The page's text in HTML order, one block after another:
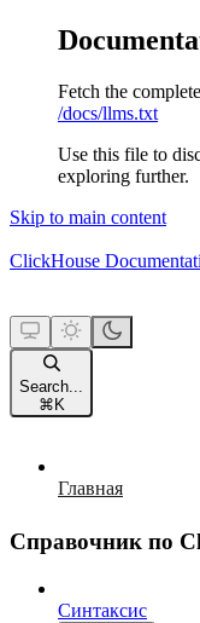
Fetch the
/docs/llms.txt
Use this file to
exploring further.
Skip to main content
ClickHouse
Search...
⌘ K
Главная
Справочник по
Синтаксис